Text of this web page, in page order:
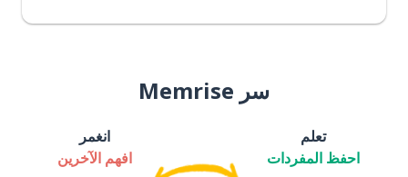
سر Memrise
تعلم
احفظ المفردات
انغمر
افهم الآخرين